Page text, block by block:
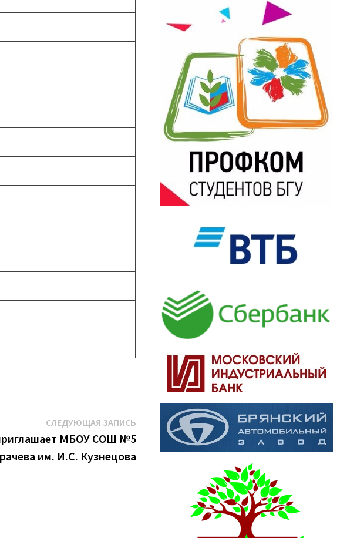
СЛЕДУЮЩАЯ ЗАПИСЬСледующая
запись:
МБОУ СОШ №5
им. И.С. Кузнецова